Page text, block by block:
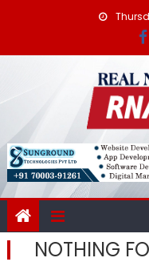
NOTHING